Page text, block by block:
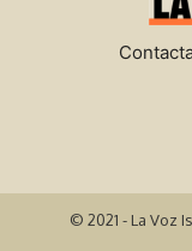
© 2021 - La Voz